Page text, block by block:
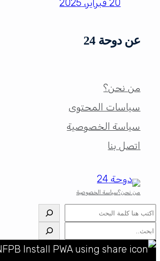
20 فبراير، 2025
عن دوحة 24
من نحن؟
سياسات المحتوى
سياسة الخصوصية
اتصل بنا
من نحن؟سياسة الخصوصية
البحث
البحث